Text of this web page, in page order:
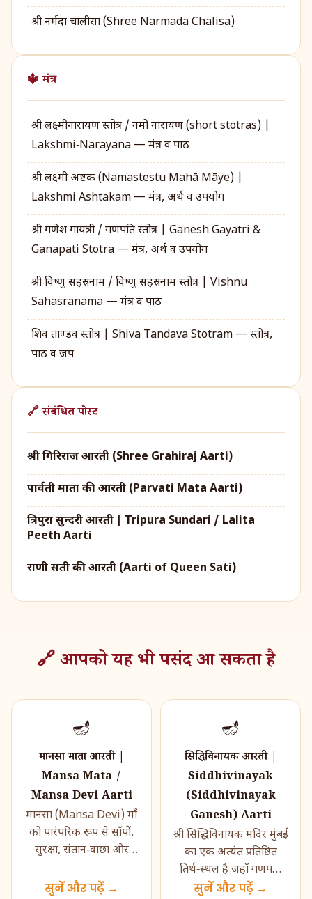
श्री नर्मदा चालीसा (Shree Narmada Chalisa)
🔱 मंत्र
श्री लक्ष्मीनारायण स्तोत्र / नमो नारायण (short stotras) |
Lakshmi‑Narayana — मंत्र व पाठ
श्री लक्ष्मी अष्टक (Namastestu Mahā Māye) |
Lakshmi Ashtakam — मंत्र, अर्थ व उपयोग
श्री गणेश गायत्री / गणपति स्तोत्र | Ganesh Gayatri &
Ganapati Stotra — मंत्र, अर्थ व उपयोग
श्री विष्णु सहस्रनाम / विष्णु सहस्रनाम स्तोत्र | Vishnu
Sahasranama — मंत्र व पाठ
शिव ताण्डव स्तोत्र | Shiva Tandava Stotram — स्तोत्र,
पाठ व जप
🔗 संबंधित पोस्ट
श्री गिरिराज आरती (Shree Grahiraj Aarti)
पार्वती माता की आरती (Parvati Mata Aarti)
त्रिपुरा सुन्दरी आरती | Tripura Sundari / Lalita
Peeth Aarti
राणी सती की आरती (Aarti of Queen Sati)
🔗 आपको यह भी पसंद आ सकता है
🪔
मानसा माता आरती |
Mansa Mata /
Mansa Devi Aarti
मानसा (Mansa Devi) माँ
को पारंपरिक रूप से साँपों,
सुरक्षा, संतान‑वांछा और
वे कई स्थानों पर पूज�...
सुनें और पढ़ें →
🪔
सिद्धिविनायक आरती |
Siddhivinayak
(Siddhivinayak
Ganesh) Aarti
श्री सिद्धिविनायक मंदिर मुंबई
का एक अत्यंत प्रतिष्ठित
तिर्थ‑स्थल है जहाँ गणपति
बप्पा की विशेष रूप से
सुनें और पढ़ें →